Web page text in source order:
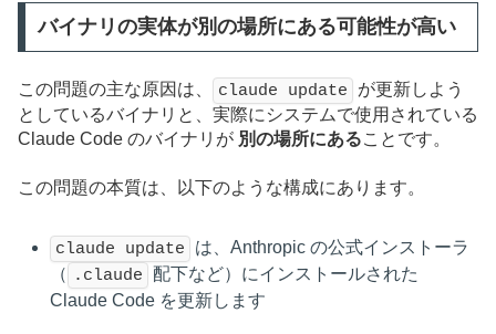
バイナリの実体が別の場所にある可能性が高い
この問題の主な原因は、 claude update
が更新しよう
としているバイナリと、実際にシステムで使用されている
Claude Code のバイナリが 別の場所にあることです。
この問題の本質は、以下のような構成にあります。
claude update
は、Anthropic の公式インストーラ
（ .claude
配下など）にインストールされた
Claude Code を更新します